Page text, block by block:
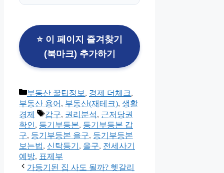
⭐ 이 페이지 즐겨찾기
(북마크) 추가하기
카
테
고
리
부동산 꿀팁정보 , 경제 더체크,
부동산 용어 , 부동산(재테크), 생활
경제
태
그
갑구, 권리분석, 근저당권
확인, 등기부등본, 등기부등본 갑
구, 등기부등본 을구, 등기부등본
보는법, 신탁등기 , 을구, 전세사기
예방, 표제부
가등기된 집 사도 될까? 헷갈리